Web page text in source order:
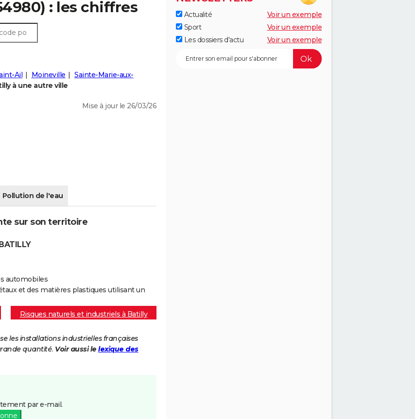
: les chiffres
Ail Moineville
Sainte-Marie-aux-
à une autre ville
Mise à jour le 26/03/26
Pollution de l'eau
sur son territoire
automobiles
et des matières plastiques utilisant un
Risques naturels et industriels à Batilly
les installations industrielles françaises
quantité. Voir aussi le lexique des
par e-mail.
Actualité
Voir un exemple
Sport
Voir un exemple
Les dossiers d'actu
Voir un exemple